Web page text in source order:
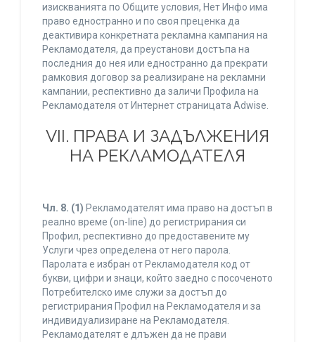
изискванията по Общите условия, Нет Инфо има
право едностранно и по своя преценка да
деактивира конкретната рекламна кампания на
Рекламодателя, да преустанови достъпа на
последния до нея или едностранно да прекрати
рамковия договор за реализиране на рекламни
кампании, респективно да заличи Профила на
Рекламодателя от Интернет страницата Adwise.
VII. ПРАВА И ЗАДЪЛЖЕНИЯ
НА РЕКЛАМОДАТЕЛЯ
Чл. 8. (1) Рекламодателят има право на достъп в
реално време (on-line) до регистрирания си
Профил, респективно до предоставените му
Услуги чрез определена от него парола.
Паролата е избран от Рекламодателя код от
букви, цифри и знаци, който заедно с посоченото
Потребителско име служи за достъп до
регистрирания Профил на Рекламодателя и за
индивидуализиране на Рекламодателя.
Рекламодателят е длъжен да не прави